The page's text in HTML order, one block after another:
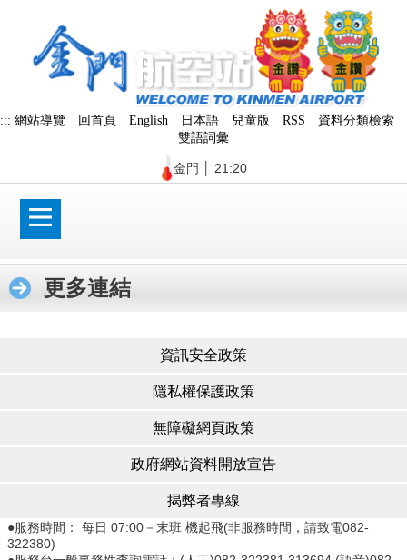
塊
::: 網站導覽 回首頁 English 日本語 兒童版 RSS
資料分類檢索
雙語詞彙
金門 21:20
更多連結
資訊安全政策
隱私權保護政策
無障礙網頁政策
政府網站資料開放宣告
揭弊者專線
●服務時間： 每日 07:00－末班 機起飛(非服務時間，請致電082-
322380)